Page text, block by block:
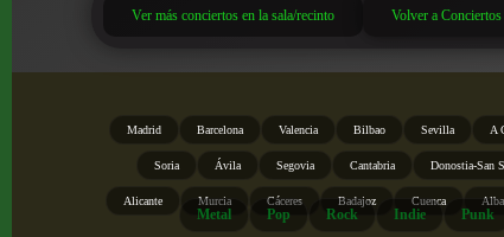
Ver más conciertos en la sala/recinto Volver a Conciertos
Madrid Barcelona Valencia Bilbao Sevilla A
Soria Ávila Segovia Cantabria Donostia-San
Alicante Murcia Cáceres Badajoz Cuenca
Metal Pop Rock Indie Punk